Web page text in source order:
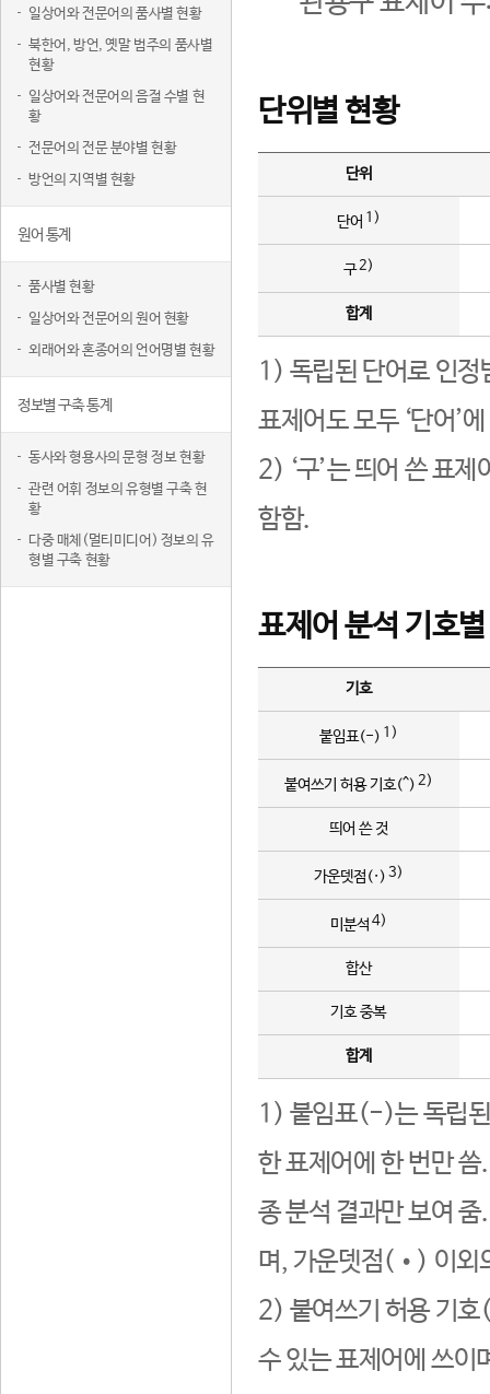
일상어와 전문어의 품사별 현황
북한어, 방언, 옛말 범주의 품사별
현황
일상어와 전문어의 음절 수별 현
황
전문어의 전문 분야별 현황
방언의 지역별 현황
원어 통계
품사별 현황
일상어와 전문어의 원어 현황
외래어와 혼종어의 언어명별 현황
정보별 구축 통계
동사와 형용사의 문형 정보 현황
관련 어휘 정보의 유형별 구축 현
황
다중 매체(멀티미디어) 정보의 유
형별 구축 현황
단위별 현황
단위
단어 1)
구2)
합계
1) 독립된 단어로 인정
표제어도 모두 ‘단어’
2) ‘구’는 띄어 쓴 표
함함.
표제어 분석 기호
기호
붙임표(-) 1)
붙여쓰기 허용 기호(^) 2)
띄어 쓴 것
가운뎃점(·) 3)
미분석 4)
합산
기호 중복
합계
1) 붙임표(-)는 독립된
한 표제어에 한 번만
종 분석 결과만 보여
며, 가운뎃점(•) 이외
2) 붙여쓰기 허용 기호
수 있는 표제어에 쓰이